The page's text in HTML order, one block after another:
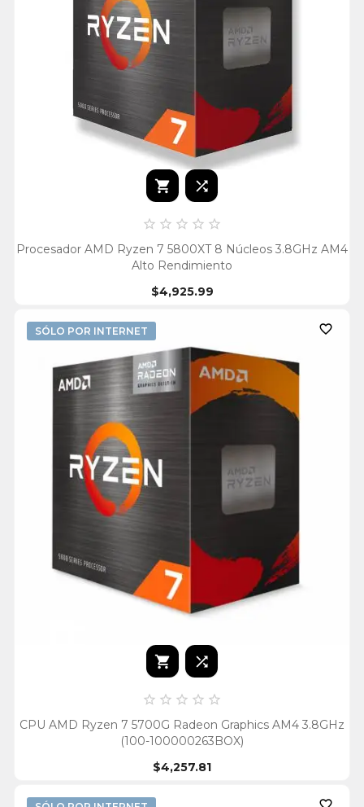
 
    
Procesador AMD Ryzen 7 5800XT 8 Núcleos 3.8GHz AM4
Alto Rendimiento
$4,925.99
SÓLO POR INTERNET 
 
    
CPU AMD Ryzen 7 5700G Radeon Graphics AM4 3.8GHz
(100-100000263BOX)
$4,257.81